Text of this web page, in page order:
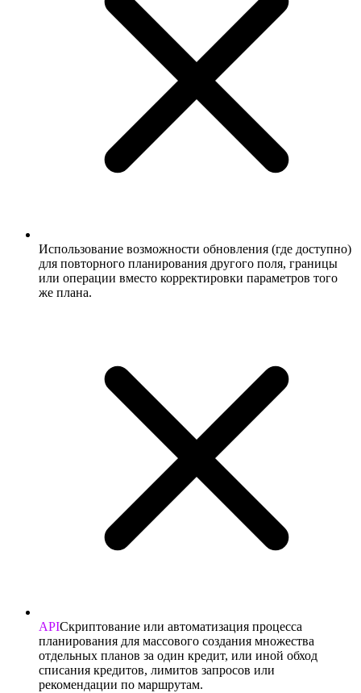
Использование возможности обновления (где доступно)
для повторного планирования другого поля, границы
или операции вместо корректировки параметров того
же плана.
APIСкриптование или автоматизация процесса
планирования для массового создания множества
отдельных планов за один кредит, или иной обход
списания кредитов, лимитов запросов или
рекомендации по маршрутам.